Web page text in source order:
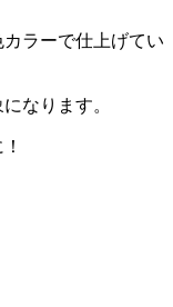
ラーで仕上げてい
なります。